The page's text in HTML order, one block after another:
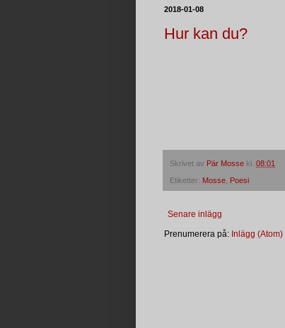
2018-01-08
Hur kan du?
Skrivet av Pär Mosse kl. 08:01
Etiketter: Mosse Poesi
Senare inlägg
Prenumerera på: Inlägg (Atom)